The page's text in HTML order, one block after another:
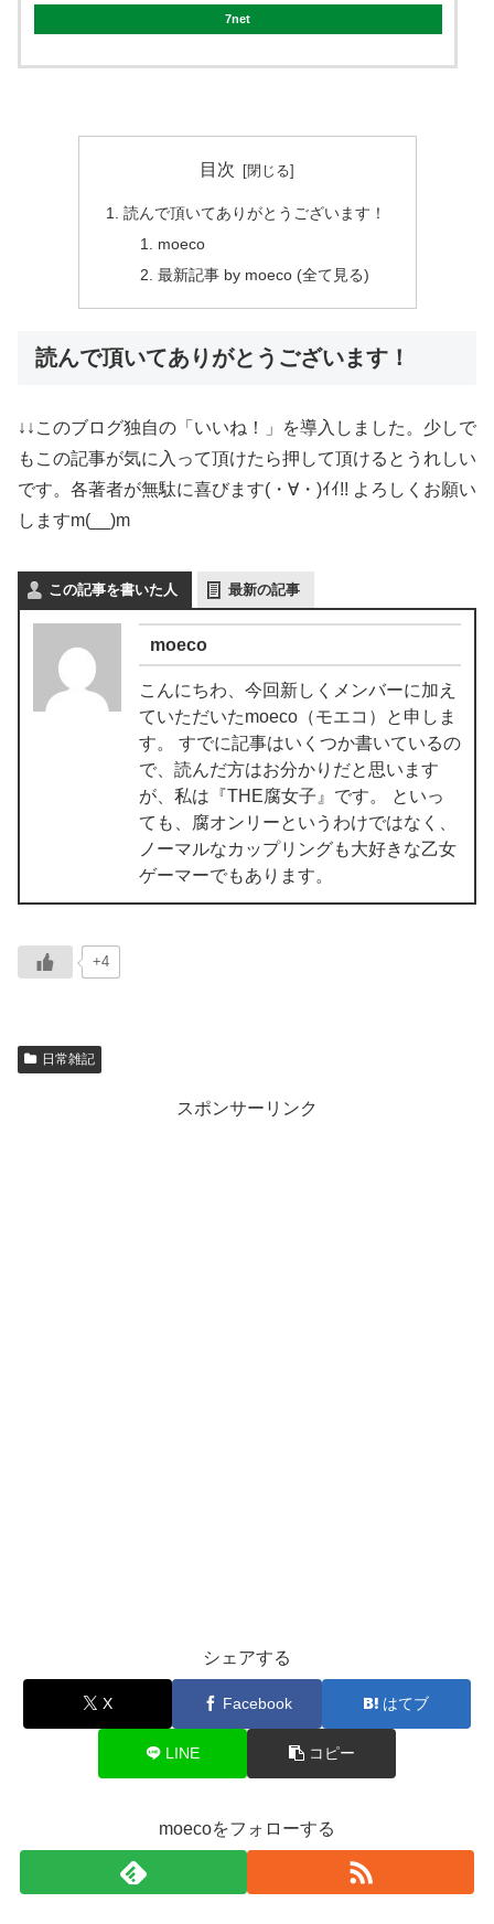
7net
目次
読んで頂いてありがとうございます！
moeco
最新記事 by moeco (全て見る)
読んで頂いてありがとうございます！
↓↓このブログ独自の「いいね！」を導入しました。少しで
もこの記事が気に入って頂けたら押して頂けるとうれしい
です。各著者が無駄に喜びます(・∀・)ｲｲ!! よろしくお願い
しますm(__)m
この記事を書いた人 最新の記事
moeco
こんにちわ、今回新しくメンバーに加え
ていただいたmoeco（モエコ）と申しま
す。 すでに記事はいくつか書いているの
で、読んだ方はお分かりだと思います
が、私は『THE腐女子』です。 といっ
ても、腐オンリーというわけではなく、
ノーマルなカップリングも大好きな乙女
ゲーマーでもあります。
+4
日常雑記
スポンサーリンク
シェアする
X Facebook はてブ
LINE コピー
moecoをフォローする